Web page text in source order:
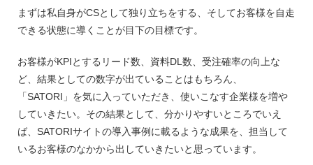
まずは私自身がCSとして独り立ちをする、そしてお客様を自走
できる状態に導くことが目下の目標です。
お客様がKPIとするリード数、資料DL数、受注確率の向上な
ど、結果としての数字が出ていることはもちろん、
「SATORI」を気に入っていただき、使いこなす企業様を増や
していきたい。その結果として、分かりやすいところでいえ
ば、SATORIサイトの導入事例に載るような成果を、担当して
いるお客様のなかから出していきたいと思っています。